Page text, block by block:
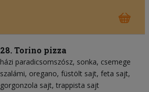
28. Torino pizza
házi paradicsomszósz sonka csemege
szalámi oregano füstölt sajt feta sajt
gorgonzola sajt trappista sajt